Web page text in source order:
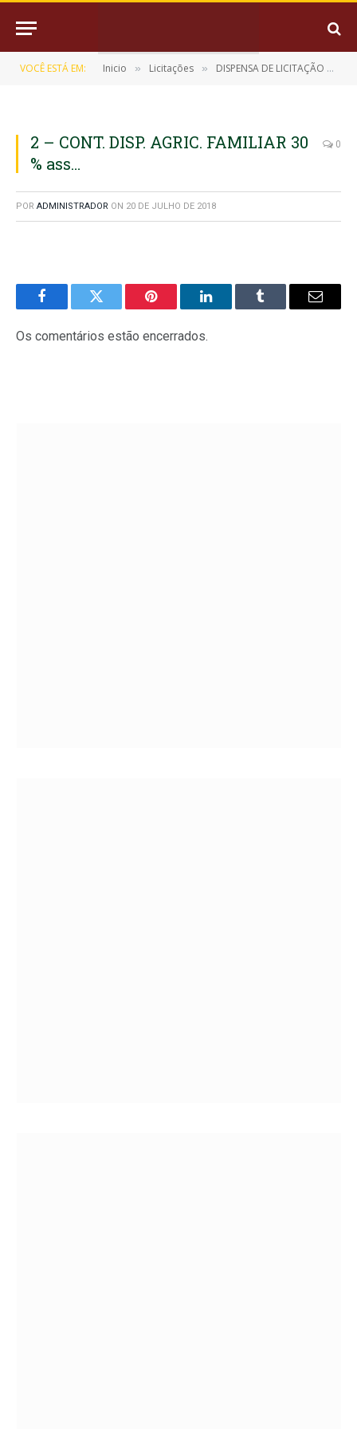
VOCÊ ESTÁ EM: Inicio » Licitações » DISPENSA DE LICITAÇÃO Nº 7/2018-0302
2 – CONT. DISP. AGRIC. FAMILIAR 30
% ass…
0
POR ADMINISTRADOR ON 20 DE JULHO DE 2018
FacebookTwitter Pinterest LinkedInTumblr
E-
Os comentários estão encerrados.